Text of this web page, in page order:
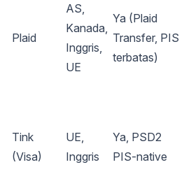
Plaid
AS,
Kanada,
Inggris,
UE
Ya (Plaid
Transfer, PIS
terbatas)
Tink
(Visa)
UE,
Inggris
Ya, PSD2
PIS-native